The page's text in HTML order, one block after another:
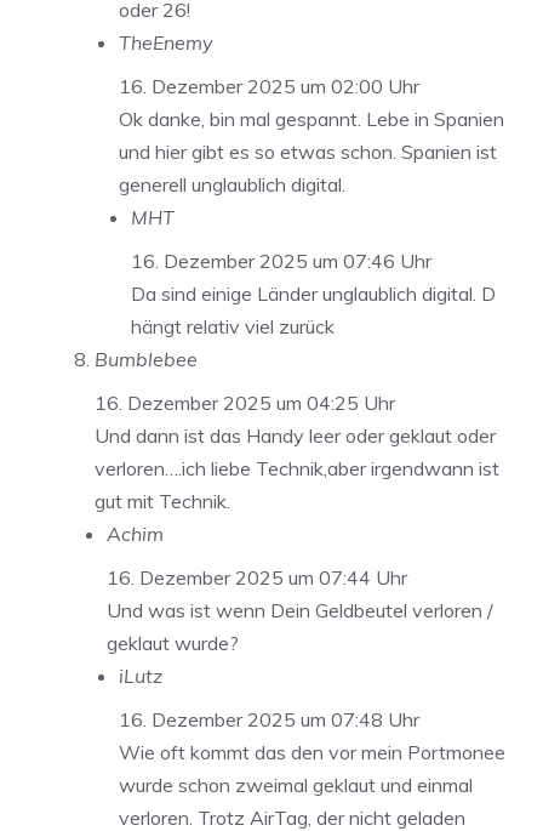
oder 26!
TheEnemy
16. Dezember 2025 um 02:00 Uhr
Ok danke, bin mal gespannt. Lebe in Spanien
und hier gibt es so etwas schon. Spanien ist
generell unglaublich digital.
MHT
16. Dezember 2025 um 07:46 Uhr
Da sind einige Länder unglaublich digital. D
hängt relativ viel zurück
Bumblebee
16. Dezember 2025 um 04:25 Uhr
Und dann ist das Handy leer oder geklaut oder
verloren….ich liebe Technik,aber irgendwann ist
gut mit Technik.
Achim
16. Dezember 2025 um 07:44 Uhr
Und was ist wenn Dein Geldbeutel verloren /
geklaut wurde?
iLutz
16. Dezember 2025 um 07:48 Uhr
Wie oft kommt das den vor mein Portmonee
wurde schon zweimal geklaut und einmal
verloren. Trotz AirTag, der nicht geladen